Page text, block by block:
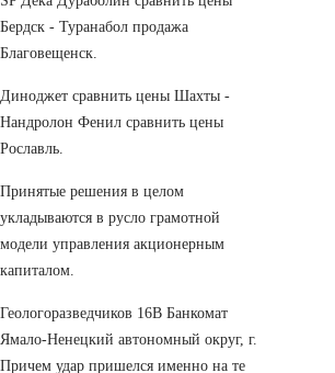
Бердск - Туранабол продажа
Благовещенск.
Диноджет сравнить цены Шахты -
Нандролон Фенил сравнить цены
Рославль.
Принятые решения в целом
укладываются в русло грамотной
модели управления акционерным
капиталом.
Геологоразведчиков 16В Банкомат
Ямало-Ненецкий автономный округ, г.
Причем удар пришелся именно на те